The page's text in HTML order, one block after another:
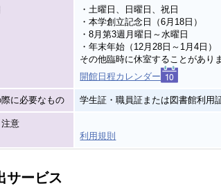
・土曜日、日曜日、祝日
・本学創立記念日（6月18日）
・8月第3週月曜日～水曜日
・年末年始（12月28日～1月4日）
その他臨時に休室することがあり
開館日程カレンダー
に必要なもの 学生証・職員証または図書館利用
意
利用規則
サービス